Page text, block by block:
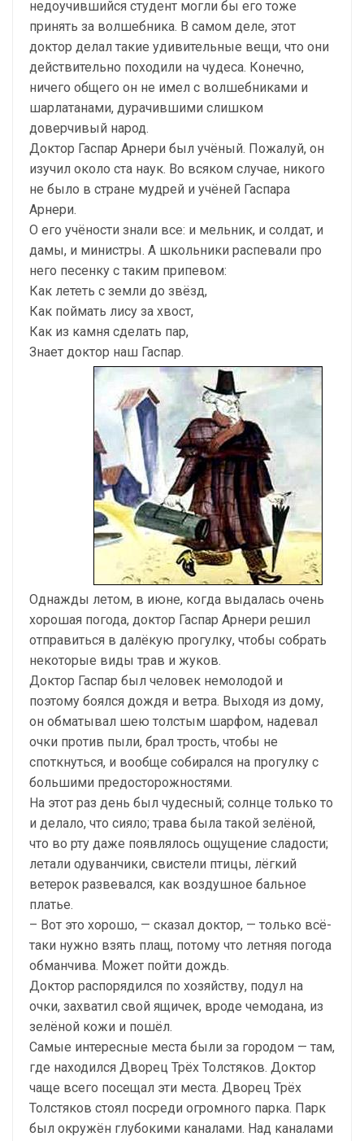
недоучившийся студент могли бы его тоже
принять за волшебника. В самом деле, этот
доктор делал такие удивительные вещи, что они
действительно походили на чудеса. Конечно,
ничего общего он не имел с волшебниками и
шарлатанами, дурачившими слишком
доверчивый народ.
Доктор Гаспар Арнери был учёный. Пожалуй, он
изучил около ста наук. Во всяком случае, никого
не было в стране мудрей и учёней Гаспара
Арнери.
О его учёности знали все: и мельник, и солдат, и
дамы, и министры. А школьники распевали про
него песенку с таким припевом:
Как лететь с земли до звёзд,
Как поймать лису за хвост,
Как из камня сделать пар,
Знает доктор наш Гаспар.
Однажды летом, в июне, когда выдалась очень
хорошая погода, доктор Гаспар Арнери решил
отправиться в далёкую прогулку, чтобы собрать
некоторые виды трав и жуков.
Доктор Гаспар был человек немолодой и
поэтому боялся дождя и ветра. Выходя из дому,
он обматывал шею толстым шарфом, надевал
очки против пыли, брал трость, чтобы не
споткнуться, и вообще собирался на прогулку с
большими предосторожностями.
На этот раз день был чудесный; солнце только то
и делало, что сияло; трава была такой зелёной,
что во рту даже появлялось ощущение сладости;
летали одуванчики, свистели птицы, лёгкий
ветерок развевался, как воздушное бальное
платье.
– Вот это хорошо, — сказал доктор, — только всё-
таки нужно взять плащ, потому что летняя погода
обманчива. Может пойти дождь.
Доктор распорядился по хозяйству, подул на
очки, захватил свой ящичек, вроде чемодана, из
зелёной кожи и пошёл.
Самые интересные места были за городом — там,
где находился Дворец Трёх Толстяков. Доктор
чаще всего посещал эти места. Дворец Трёх
Толстяков стоял посреди огромного парка. Парк
был окружён глубокими каналами. Над каналами